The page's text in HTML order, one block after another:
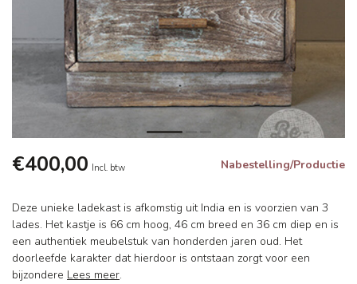
€400,00 Incl. btw Nabestelling/Productie
Deze unieke ladekast is afkomstig uit India en is voorzien van 3
lades. Het kastje is 66 cm hoog, 46 cm breed en 36 cm diep en is
een authentiek meubelstuk van honderden jaren oud. Het
doorleefde karakter dat hierdoor is ontstaan zorgt voor een
bijzondere Lees meer.